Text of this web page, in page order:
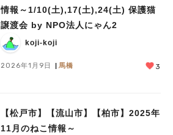
情報～1/10(土),17(土),24(土) 保護猫
譲渡会 by NPO法人にゃん2
koji-koji
2026年1月9日 馬橋 3
【松戸市】【流山市】【柏市】2025年
11月のねこ情報～